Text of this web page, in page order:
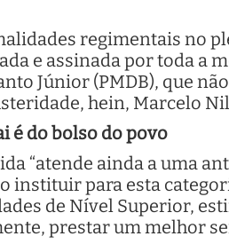
regimentais no
e assinada por toda a
Júnior (PMDB), que
hein, Marcelo
é do bolso do povo
“atende ainda a uma
instituir para esta
de Nível Superior,
prestar um melhor